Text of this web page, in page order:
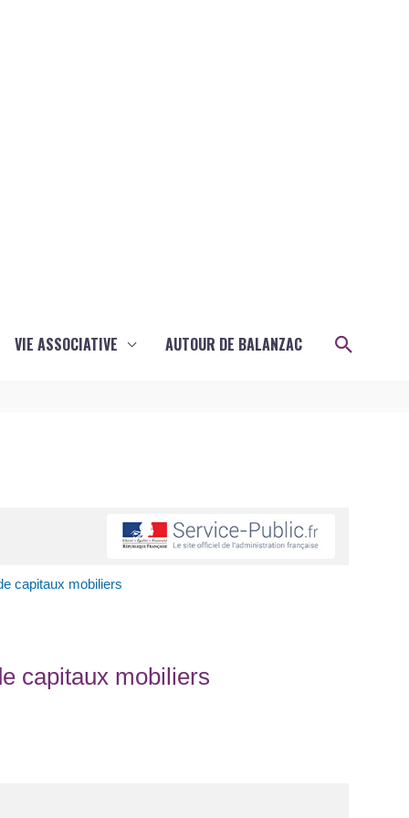
VIE ASSOCIATIVE AUTOUR DE BALANZAC
capitaux mobiliers
capitaux mobiliers